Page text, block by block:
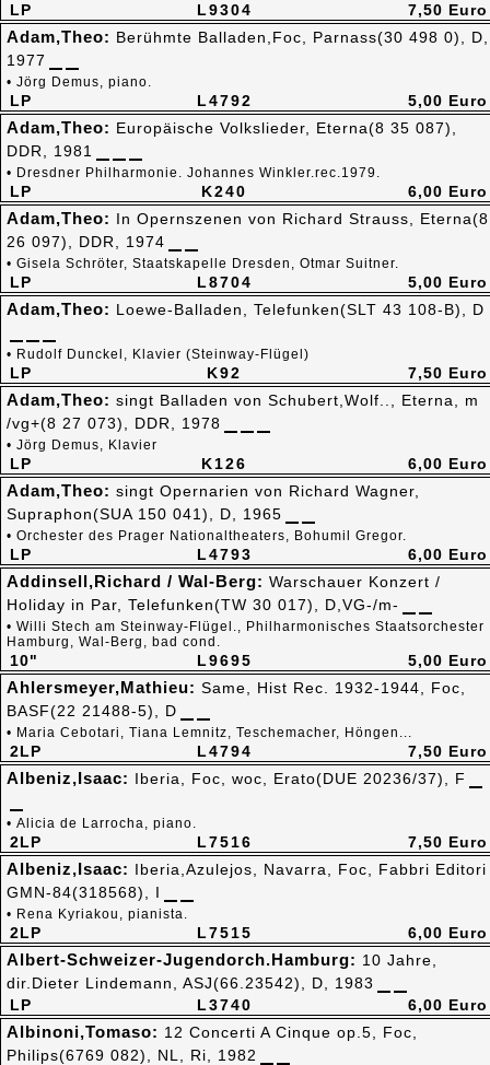
L9304
LP 7,50 Euro
L4792
LP
Adam,Theo: Berühmte Balladen,Foc, Parnass(30 498 0), D,
1977
• Jörg Demus, piano.
5,00 Euro
K240
LP
Adam,Theo: Europäische Volkslieder, Eterna(8 35 087),
DDR, 1981
• Dresdner Philharmonie. Johannes Winkler.rec.1979.
6,00 Euro
L8704
LP
Adam,Theo: In Opernszenen von Richard Strauss, Eterna(8
26 097), DDR, 1974
• Gisela Schröter, Staatskapelle Dresden, Otmar Suitner.
5,00 Euro
K92
LP
Adam,Theo: Loewe-Balladen, Telefunken(SLT 43 108-B), D
• Rudolf Dunckel, Klavier (Steinway-Flügel)
7,50 Euro
K126
LP
Adam,Theo: singt Balladen von Schubert,Wolf.., Eterna, m
/vg+(8 27 073), DDR, 1978
• Jörg Demus, Klavier
6,00 Euro
L4793
LP
Adam,Theo: singt Opernarien von Richard Wagner,
Supraphon(SUA 150 041), D, 1965
• Orchester des Prager Nationaltheaters, Bohumil Gregor.
6,00 Euro
L9695
10"
Addinsell,Richard / Wal-Berg: Warschauer Konzert /
Holiday in Par, Telefunken(TW 30 017), D,VG-/m-
• Willi Stech am Steinway-Flügel., Philharmonisches Staatsorchester
Hamburg, Wal-Berg, bad cond.
5,00 Euro
L4794
2LP
Ahlersmeyer,Mathieu: Same, Hist Rec. 1932-1944, Foc,
BASF(22 21488-5), D
• Maria Cebotari, Tiana Lemnitz, Teschemacher, Höngen...
7,50 Euro
L7516
2LP
Albeniz,Isaac: Iberia, Foc, woc, Erato(DUE 20236/37), F
• Alicia de Larrocha, piano.
7,50 Euro
L7515
2LP
Albeniz,Isaac: Iberia,Azulejos, Navarra, Foc, Fabbri Editori
GMN-84(318568), I
• Rena Kyriakou, pianista.
6,00 Euro
L3740
LP
Albert-Schweizer-Jugendorch.Hamburg: 10 Jahre,
dir.Dieter Lindemann, ASJ(66.23542), D, 1983
6,00 Euro
Albinoni,Tomaso: 12 Concerti A Cinque op.5, Foc,
Philips(6769 082), NL, Ri, 1982